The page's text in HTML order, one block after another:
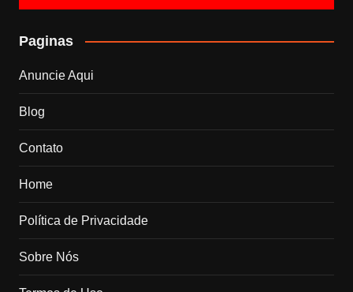
Paginas
Anuncie Aqui
Blog
Contato
Home
Política de Privacidade
Sobre Nós